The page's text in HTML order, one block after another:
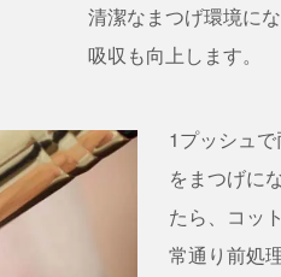
清潔なまつげ環境に
吸収も向上します。
1プッシュ
をまつげに
たら、コッ
常通り前処